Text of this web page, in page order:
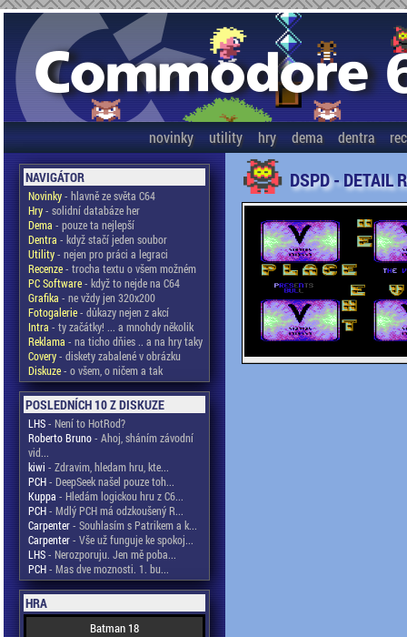
novinky utility hry dema dentra
NAVIGÁTOR
Novinky- hlavně ze světa C64
Hry- solidní databáze her
Dema - pouze ta nejlepší
Dentra - když stačí jeden soubor
Utility- nejen pro práci a legraci
Recenze- trocha textu o všem možném
PC Software- když to nejde na C64
Grafika - ne vždy jen 320x200
Fotogalerie- důkazy nejen z akcí
Intra - ty začátky! ... a mnohdy několik
Reklama - na ticho dňies .. a na hry taky
Covery- diskety zabalené v obrázku
Diskuze- o všem, o ničem a tak
POSLEDNÍCH 10 Z DISKUZE
LHS- Není to HotRod?
Roberto Bruno- Ahoj, sháním závodní
vid...
kiwi - Zdravim, hledam hru, kte...
PCH- DeepSeek našel pouze toh...
Kuppa - Hledám logickou hru z C6...
PCH- Mdlý PCH má odzkoušený R...
Carpenter- Souhlasím s Patrikem a k...
Carpenter- Vše už funguje ke spokoj...
LHS- Nerozporuju. Jen mě poba...
PCH- Mas dve moznosti. 1. bu...
HRA
Batman 18
DSPD - DETAIL